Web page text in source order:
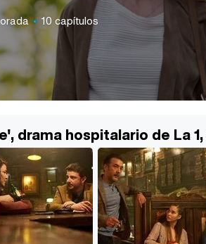
10 capítulos
drama hospitalario de La